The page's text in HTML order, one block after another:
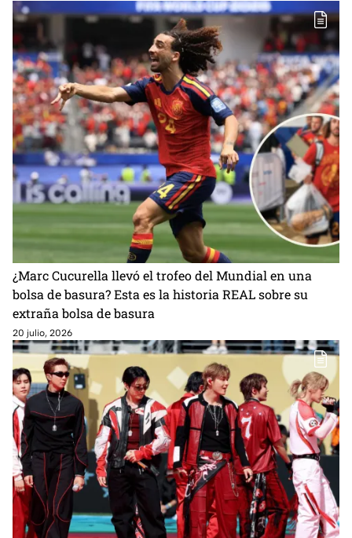
¿Marc Cucurella llevó el trofeo del Mundial en una
bolsa de basura? Esta es la historia REAL sobre su
extraña bolsa de basura
20 julio, 2026